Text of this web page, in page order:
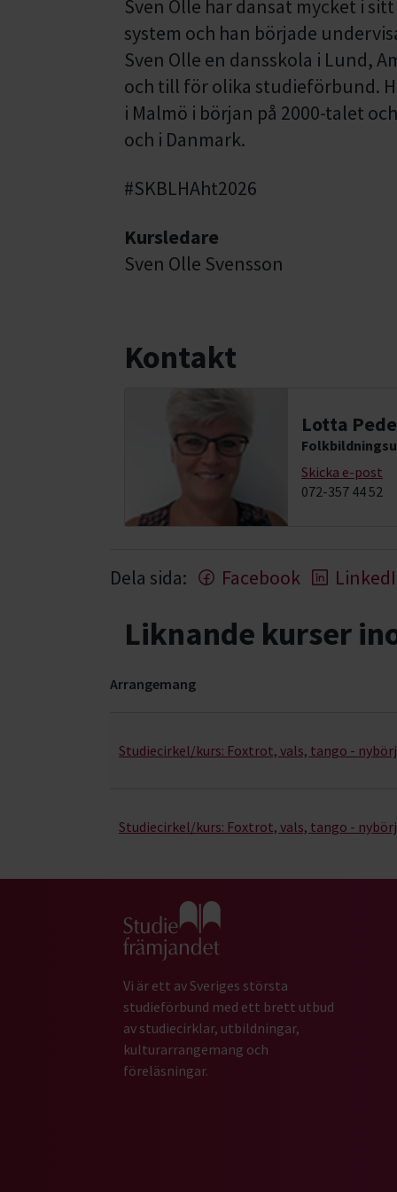
Sven Olle har dansat mycket i
system och han började
Sven Olle en dansskola i Lund,
och till för olika studieförbund.
i Malmö i början på 2000-talet
och i Danmark.
#SKBLHAht2026
Kursledare
Sven Olle Svensson
Kontakt
Lotta
Skicka e-post
072-357 44 52
Dela sida: Facebook
Liknande kurser
Arrangemang
Studiecirkel/kurs: Foxtrot, vals, tango -
Studiecirkel/kurs: Foxtrot, vals, tango -
Gå till studiefrämjandets startsida
Vi är ett av Sveriges största
studieförbund med ett brett utbud
av studiecirklar, utbildningar,
kulturarrangemang och
föreläsningar.